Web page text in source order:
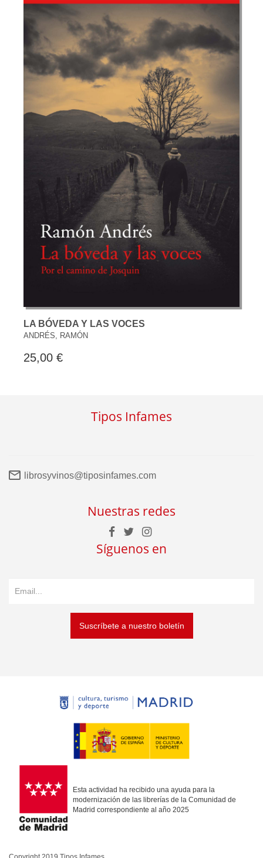
LA BÓVEDA Y LAS VOCES
ANDRÉS, RAMÓN
25,00 €
Tipos Infames
librosyvinos@tiposinfames.com
Nuestras redes
Síguenos en
Suscríbete a nuestro boletín
Esta actividad ha recibido una ayuda para la
modernización de las librerías de la Comunidad de
Madrid correspondiente al año 2025